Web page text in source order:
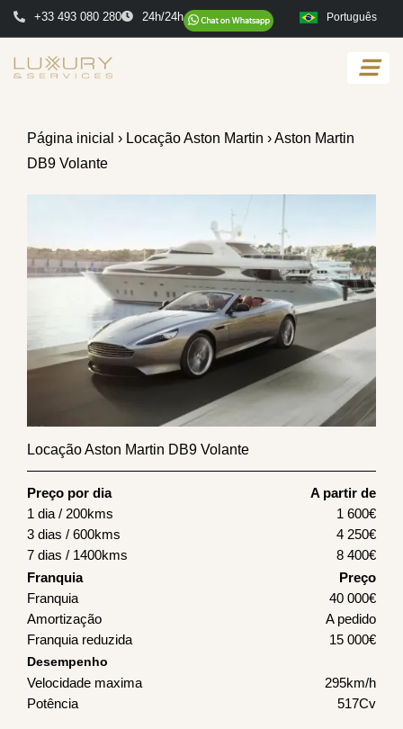
+33 493 080 280 24h/24h Português
Página inicial › Locação Aston Martin › Aston Martin
DB9 Volante
Locação Aston Martin DB9 Volante
Preço por dia
A partir de
1 dia / 200kms
1 600€
3 dias / 600kms
4 250€
7 dias / 1400kms
8 400€
Franquia
Preço
Franquia
40 000€
Amortização
A pedido
Franquia reduzida
15 000€
Desempenho
Velocidade maxima
295km/h
Potência
517Cv